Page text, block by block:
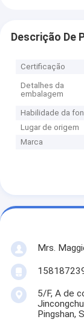
Descrição De
Certificação
Detalhes da
embalagem
Habilidade da
Lugar de origem
Marca
Mrs.
5/F, A de
Pingshan,